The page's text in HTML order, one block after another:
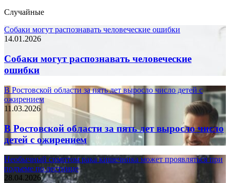
Случайные
Собаки могут распознавать человеческие ошибки
14.01.2026
Собаки могут распознавать человеческие
ошибки
В Ростовской области за пять лет выросло число детей с
ожирением
11.03.2026
В Ростовской области за пять лет выросло число
детей с ожирением
Необычный симптом рака кишечника может проявляться при
подъеме по лестнице
28.04.2026